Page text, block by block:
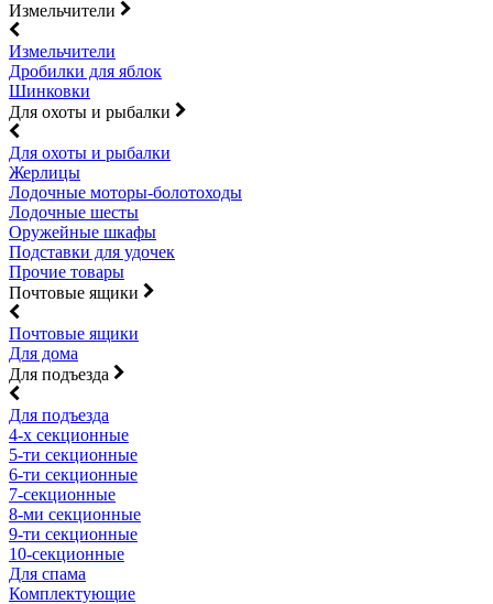
Измельчители
Измельчители
Дробилки для яблок
Шинковки
Для охоты и рыбалки
Для охоты и рыбалки
Жерлицы
Лодочные моторы-болотоходы
Лодочные шесты
Оружейные шкафы
Подставки для удочек
Прочие товары
Почтовые ящики
Почтовые ящики
Для дома
Для подъезда
Для подъезда
4-х секционные
5-ти секционные
6-ти секционные
7-секционные
8-ми секционные
9-ти секционные
10-секционные
Для спама
Комплектующие